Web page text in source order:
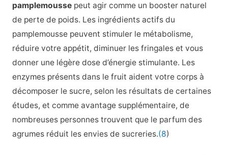
pamplemoussepeut agir comme un booster naturel
de perte de poids. Les ingrédients actifs du
pamplemousse peuvent stimuler le métabolisme,
réduire votre appétit, diminuer les fringales et vous
donner une légère dose d’énergie stimulante. Les
enzymes présents dans le fruit aident votre corps à
décomposer le sucre, selon les résultats de certaines
études, et comme avantage supplémentaire, de
nombreuses personnes trouvent que le parfum des
agrumes réduit les envies de sucreries.(8)